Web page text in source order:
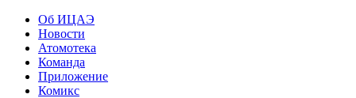
Об ИЦАЭ
Новости
Атомотека
Команда
Приложение
Комикс